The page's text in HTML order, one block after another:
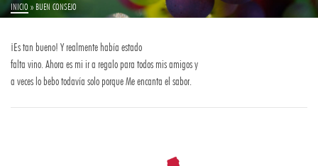
INICIO » BUEN CONSEJO
¡Es tan bueno! Y realmente había estado
falta vino. Ahora es mi ir a regalo para todos mis amigos y
a veces lo bebo todavía solo porque Me encanta el sabor.